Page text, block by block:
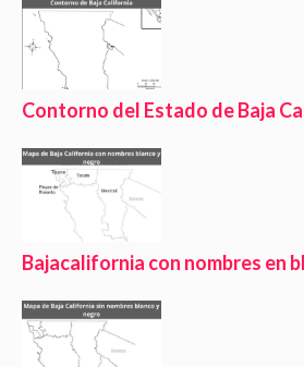
Contorno del Estado de Baja
Bajacalifornia con nombres en